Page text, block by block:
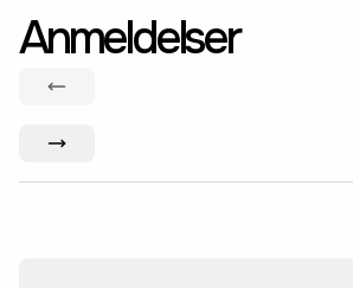
Anmeldelser